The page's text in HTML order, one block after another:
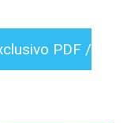
PDF /